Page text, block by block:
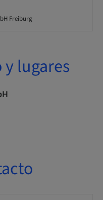
Freiburg
lugares